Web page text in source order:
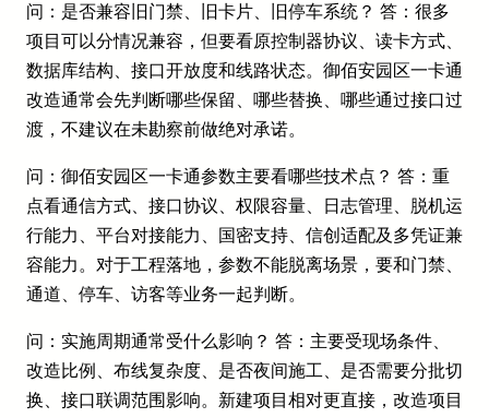
问：是否兼容旧门禁、旧卡片、旧停车系统？ 答：很多
项目可以分情况兼容，但要看原控制器协议、读卡方式、
数据库结构、接口开放度和线路状态。御佰安园区一卡通
改造通常会先判断哪些保留、哪些替换、哪些通过接口过
渡，不建议在未勘察前做绝对承诺。
问：御佰安园区一卡通参数主要看哪些技术点？ 答：重
点看通信方式、接口协议、权限容量、日志管理、脱机运
行能力、平台对接能力、国密支持、信创适配及多凭证兼
容能力。对于工程落地，参数不能脱离场景，要和门禁、
通道、停车、访客等业务一起判断。
问：实施周期通常受什么影响？ 答：主要受现场条件、
改造比例、布线复杂度、是否夜间施工、是否需要分批切
换、接口联调范围影响。新建项目相对更直接，改造项目